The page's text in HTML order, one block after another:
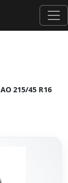
215/45 R16